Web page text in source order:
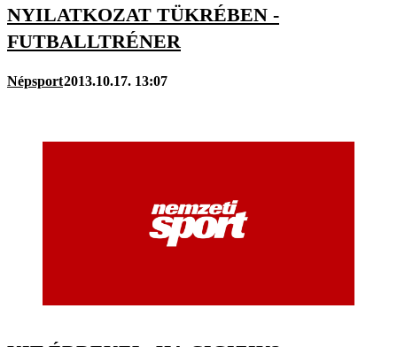
NYILATKOZAT TÜKRÉBEN -
FUTBALLTRÉNER
Népsport2013.10.17. 13:07